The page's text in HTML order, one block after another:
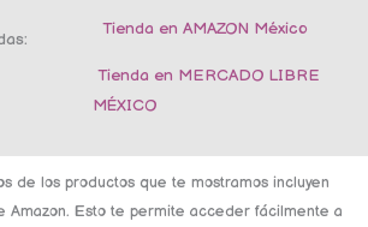
m
t
Tienda en AMAZON México
Tienda en MERCADO LIBRE
MÉXICO
de los productos que te mostramos incluyen
Amazon. Esto te permite acceder fácilmente a